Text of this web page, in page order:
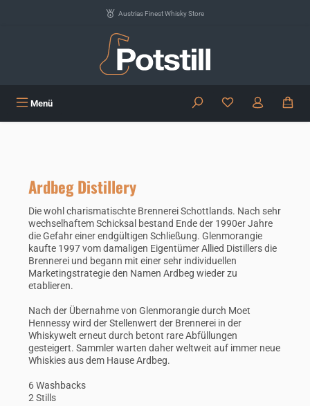
Austrias Finest Whisky Store
Menü Du hast 0
Ardbeg Distillery
Die wohl charismatischte Brennerei Schottlands. Nach sehr
wechselhaftem Schicksal bestand Ende der 1990er Jahre
die Gefahr einer endgültigen Schließung. Glenmorangie
kaufte 1997 vom damaligen Eigentümer Allied Distillers die
Brennerei und begann mit einer sehr individuellen
Marketingstrategie den Namen Ardbeg wieder zu
etablieren.
Nach der Übernahme von Glenmorangie durch Moet
Hennessy wird der Stellenwert der Brennerei in der
Whiskywelt erneut durch betont rare Abfüllungen
gesteigert. Sammler warten daher weltweit auf immer neue
Whiskies aus dem Hause Ardbeg.
6 Washbacks
2 Stills